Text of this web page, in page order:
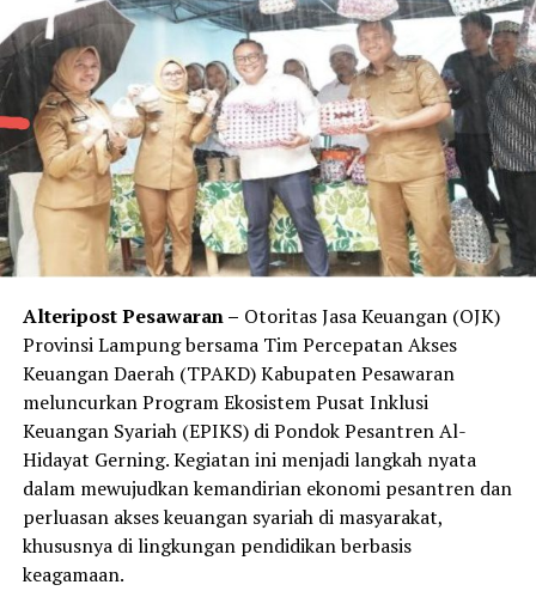
“Laksanakan kegiatan dengan semangat dan penuh
tanggung jawab serta utamakan keselamatan dalam
setiap pelaksanaan UNPD,” ungkapnya.
Kegiatan ini juga merupakan perintah Komandan
Brigade Infanteri 4 Marinir/BS Kolonel Marinir Bob
Osianto Siregar, S.E., M.M ,Menegaskan laksanakan
UNPD ini dengan gembira dan penuh tanggung jawab,
dan merupakan salah satu implementasi dari perintah
harian Kasal Laksamana TNI Muhammad Ali, S.E,. M.M.,
baik alutsista maupun satuan-satuan operasi, diikuti
dengan peningkatan kemampuan (Capability) prajurit
dalam menjawab panggilan tugas yang saat ini
berkembang secara dinamis. (rls)
Facebook Comments Box
RELATED TOPICS:
Gubernur Arinal Tinjau Kemajuan Rehabilitasi Jalan
Alteripost Pesawaran – Otoritas Jasa Keuangan (OJK)
Provinsi Lampung bersama Tim Percepatan Akses
Keuangan Daerah (TPAKD) Kabupaten Pesawaran
meluncurkan Program Ekosistem Pusat Inklusi
Keuangan Syariah (EPIKS) di Pondok Pesantren Al-
Hidayat Gerning. Kegiatan ini menjadi langkah nyata
dalam mewujudkan kemandirian ekonomi pesantren dan
perluasan akses keuangan syariah di masyarakat,
khususnya di lingkungan pendidikan berbasis
keagamaan.